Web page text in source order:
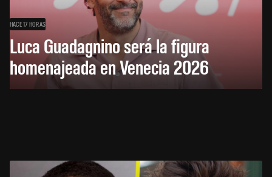
HACE 17 HORAS
Luca Guadagnino será la figura
homenajeada en Venecia 2026